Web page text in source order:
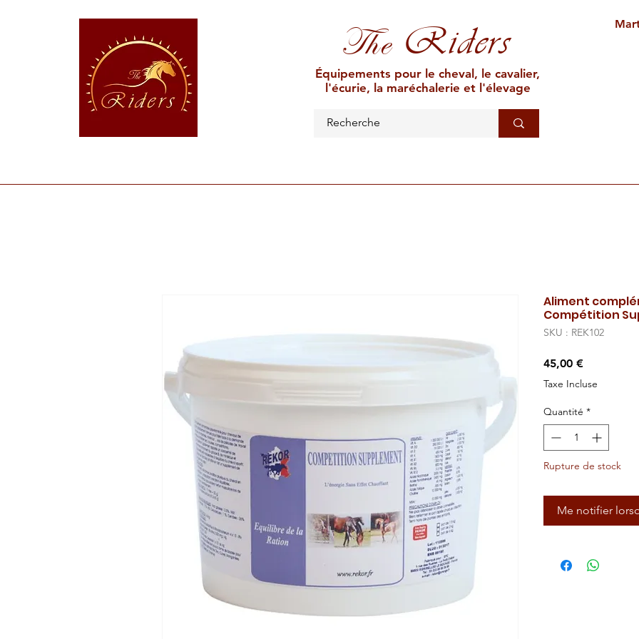
TheRiders
Équipements pour le cheval, le cavalier,
l'écurie, la maréchalerie et l'élevage
Aliment
Compétition
SKU : REK102
45,00 €Prix
Taxe Incluse
Quantité *
Rupture de stock
Me notifier